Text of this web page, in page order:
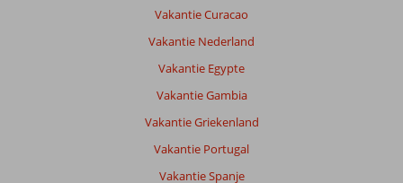
Vakantie Curacao
Vakantie Nederland
Vakantie Egypte
Vakantie Gambia
Vakantie Griekenland
Vakantie Portugal
Vakantie Spanje